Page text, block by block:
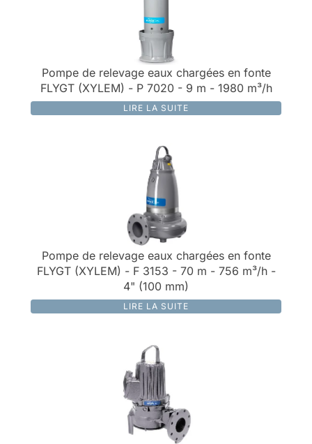
Pompe de relevage eaux chargées en fonte
FLYGT (XYLEM) - P 7020 - 9 m - 1980 m³/h
LIRE LA SUITE
Pompe de relevage eaux chargées en fonte
FLYGT (XYLEM) - F 3153 - 70 m - 756 m³/h -
4" (100 mm)
LIRE LA SUITE